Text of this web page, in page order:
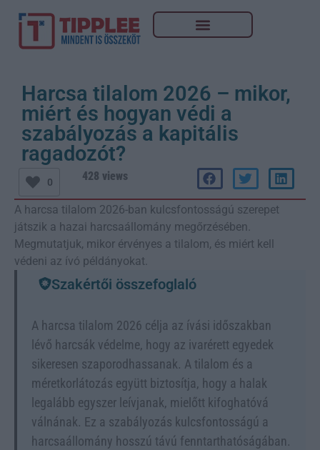
Harcsa tilalom 2026 – mikor,
miért és hogyan védi a
szabályozás a kapitális
ragadozót?
0 428 views
A harcsa tilalom 2026-ban kulcsfontosságú szerepet
játszik a hazai harcsaállomány megőrzésében.
Megmutatjuk, mikor érvényes a tilalom, és miért kell
védeni az ívó példányokat.
Szakértői összefoglaló
A harcsa tilalom 2026 célja az ívási időszakban
lévő harcsák védelme, hogy az ivarérett egyedek
sikeresen szaporodhassanak. A tilalom és a
méretkorlátozás együtt biztosítja, hogy a halak
legalább egyszer leívjanak, mielőtt kifoghatóvá
válnának. Ez a szabályozás kulcsfontosságú a
harcsaállomány hosszú távú fenntarthatóságában.